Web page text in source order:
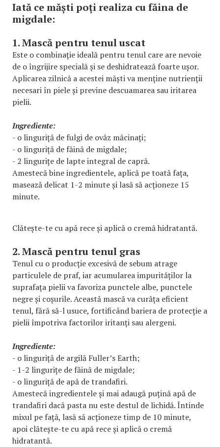
Iată ce măști poți realiza cu făina de
migdale:
1. Mască pentru tenul uscat
Este o combinație ideală pentru tenul care are nevoie
de o îngrijire specială și se deshidratează foarte ușor.
Aplicarea zilnică a acestei măști va menține nutrienții
necesari în piele și previne descuamarea sau iritarea
pielii.
Ingrediente:
- o linguriță de fulgi de ovăz măcinați;
- o linguriță de făină de migdale;
- 2 lingurițe de lapte integral de capră.
Amestecă bine ingredientele, aplică pe toată fața,
masează delicat 1-2 minute și lasă să acționeze 15
minute.
Clătește-te cu apă rece și aplică o cremă hidratantă.
2. Mască pentru tenul gras
Tenul cu o producție excesivă de sebum atrage
particulele de praf, iar acumularea impurităților la
suprafața pielii va favoriza punctele albe, punctele
negre și coșurile. Această mască va curăța eficient
tenul, fără să-l usuce, fortificând bariera de protecție a
pielii împotriva factorilor iritanți sau alergeni.
Ingrediente:
- o linguriță de argilă Fuller’s Earth;
- 1-2 lingurițe de făină de migdale;
- o linguriță de apă de trandafiri.
Amestecă ingredientele și mai adaugă puțină apă de
trandafiri dacă pasta nu este destul de lichidă. Întinde
mixul pe față, lasă să acționeze timp de 10 minute,
apoi clătește-te cu apă rece și aplică o cremă
hidratantă.